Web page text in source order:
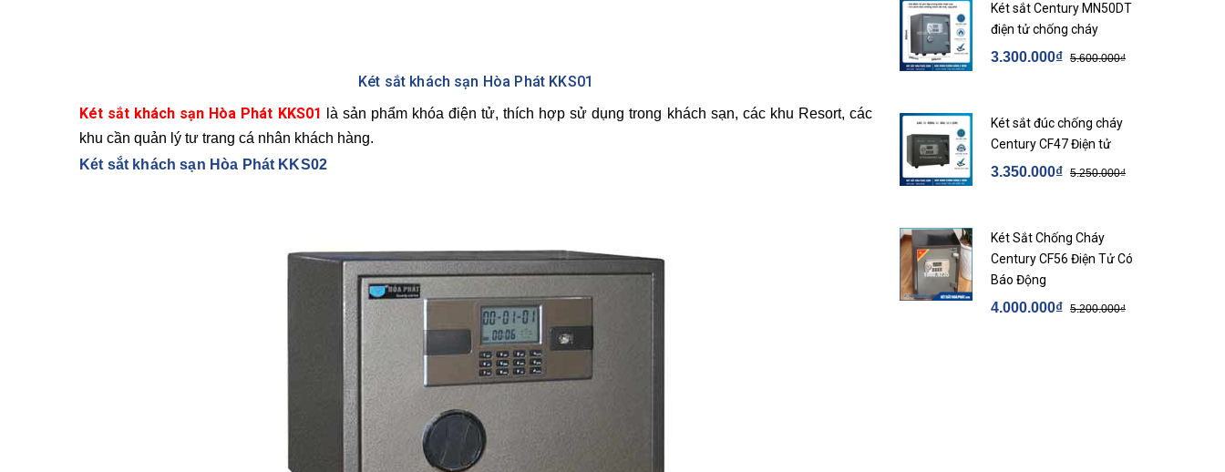
Két sắt khách sạn Hòa Phát KKS01
Két sắt khách sạn Hòa Phát KKS01
là sản phẩm khóa điện tử, thích hợp sử dụng trong khách sạn, các khu Resort, các
khu cần quản lý tư trang cá nhân khách hàng.
Két sắt khách sạn Hòa Phát KKS02
Két sắt Century MN50DT
điện tử chống cháy
3.300.000₫ 5.600.000₫
Két sắt đúc chống cháy
Century CF47 Điện tử
3.350.000₫ 5.250.000₫
Két Sắt Chống Cháy
Century CF56 Điện Tử Có
Báo Động
4.000.000₫ 5.200.000₫